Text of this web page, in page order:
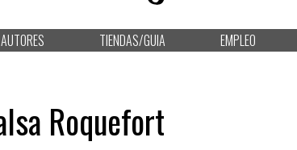
AUTORES TIENDAS/GUIA EMPLEO
Roquefort